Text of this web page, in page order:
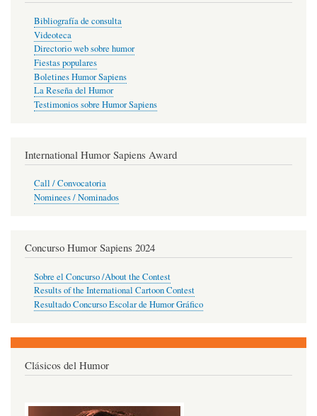
Bibliografía de consulta
Videoteca
Directorio web sobre humor
Fiestas populares
Boletines Humor Sapiens
La Reseña del Humor
Testimonios sobre Humor Sapiens
International Humor Sapiens Award
Call / Convocatoria
Nominees / Nominados
Concurso Humor Sapiens 2024
Sobre el Concurso /About the Contest
Results of the International Cartoon Contest
Resultado Concurso Escolar de Humor Gráfico
Clásicos del Humor